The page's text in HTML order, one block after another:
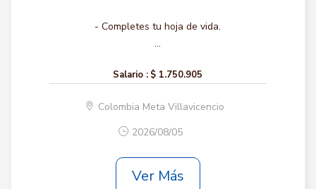
- Completes tu hoja de vida.
...
Salario : $ 1.750.905
Colombia Meta Villavicencio
2026/08/05
Ver Más